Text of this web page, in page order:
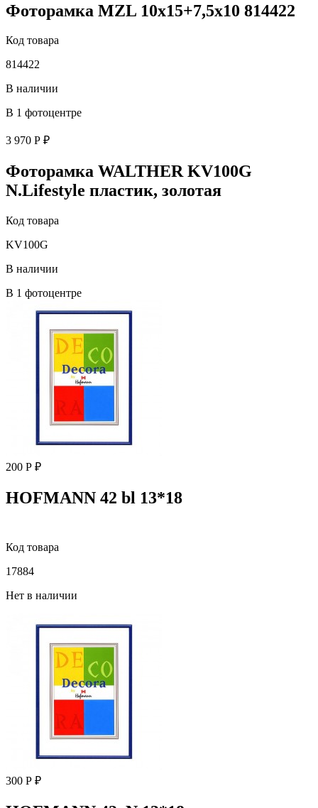
Фоторамка MZL 10х15+7,5x10 814422
Код товара
814422
В наличии
В 1 фотоцентре
3 970 Р ₽
Фоторамка WALTHER KV100G
N.Lifestyle пластик, золотая
Код товара
KV100G
В наличии
В 1 фотоцентре
200 Р ₽
HOFMANN 42 bl 13*18
Код товара
17884
Нет в наличии
300 Р ₽